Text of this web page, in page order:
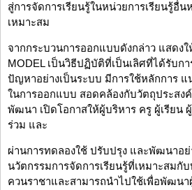
สู่การจัดการเรียนรู้ในหน่วยการเรียนรู้อื่
เหมาะสม
จากกระบวนการออกแบบดังกล่าว แสดงใ
MODEL เป็นวิธีปฏิบัติที่เป็นเลิศที่ได้รับก
ปัญหาอย่างเป็นระบบ มีการใช้หลักการ
ในการออกแบบ สอดคล้องกับวัตถุประสง
พัฒนา เปิดโอกาสให้ผู้บริหาร ครู ผู้เรียน
ร่วม และ
ผ่านการทดลองใช้ ปรับปรุง และพัฒนาอย่
นวัตกรรมการจัดการเรียนรู้ที่เหมาะสมกั
ควนราชาและสามารถนำไปใช้เพื่อพัฒนา